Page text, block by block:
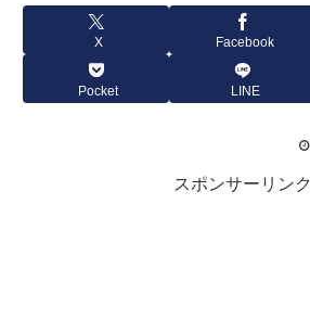
X Facebook
Pocket LINE
スポンサーリンク